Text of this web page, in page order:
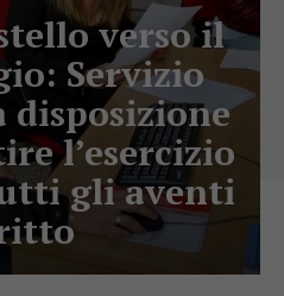
verso il
Servizio
disposizione
l’esercizio
gli aventi